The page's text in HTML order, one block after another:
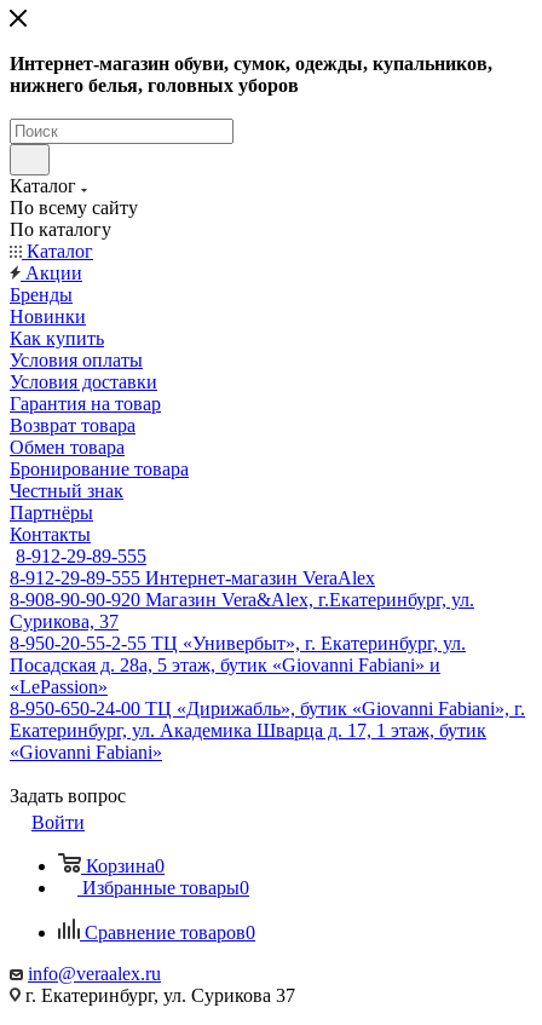
Интернет-магазин обуви, сумок, одежды, купальников,
нижнего белья, головных уборов
Каталог
По всему сайту
По каталогу
Каталог
Акции
Бренды
Новинки
Как купить
Условия оплаты
Условия доставки
Гарантия на товар
Возврат товара
Обмен товара
Бронирование товара
Честный знак
Партнёры
Контакты
8-912-29-89-555
8-912-29-89-555 Интернет-магазин VeraAlex
8-908-90-90-920 Магазин Vera&Alex, г.Екатеринбург, ул.
Сурикова, 37
8-950-20-55-2-55 ТЦ «Универбыт», г. Екатеринбург, ул.
Посадская д. 28а, 5 этаж, бутик «Giovanni Fabiani» и
«LePassion»
8-950-650-24-00 ТЦ «Дирижабль», бутик «Giovanni Fabiani», г.
Екатеринбург, ул. Академика Шварца д. 17, 1 этаж, бутик
«Giovanni Fabiani»
Задать вопрос
Войти
Корзина0
Избранные товары0
Сравнение товаров0
info@veraalex.ru
г. Екатеринбург, ул. Сурикова 37